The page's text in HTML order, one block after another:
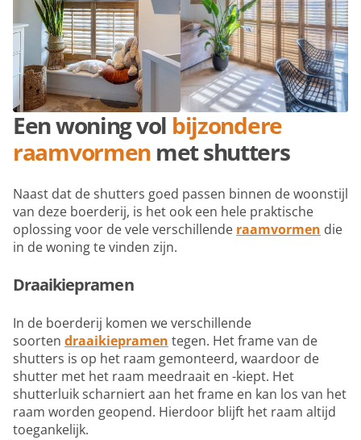
Een woning vol bijzondere
raamvormen met shutters
Naast dat de shutters goed passen binnen de woonstijl
van deze boerderij, is het ook een hele praktische
oplossing voor de vele verschillende raamvormen die
in de woning te vinden zijn.
Draaikiepramen
In de boerderij komen we verschillende
soorten draaikiepramen tegen. Het frame van de
shutters is op het raam gemonteerd, waardoor de
shutter met het raam meedraait en -kiept. Het
shutterluik scharniert aan het frame en kan los van het
raam worden geopend. Hierdoor blijft het raam altijd
toegankelijk.